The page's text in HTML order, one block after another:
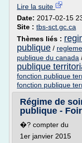
Lire la suite
Date: 2017-02-15
Site : tbs-sct.gc.ca
Thèmes liés :
publique /
publique du canada
publique
fonction publique
fonction publique
Régime de
publique -
�? compter du
1er janvier 2015